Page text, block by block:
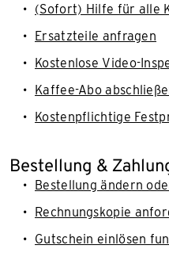
(Sofort) Hilfe für alle
Ersatzteile anfragen
Kostenlose Video-
Kaffee-Abo
Kostenpflichtige
Bestellung &
Bestellung ändern
Rechnungskopie
Gutschein einlösen